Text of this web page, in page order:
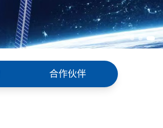
合作伙伴